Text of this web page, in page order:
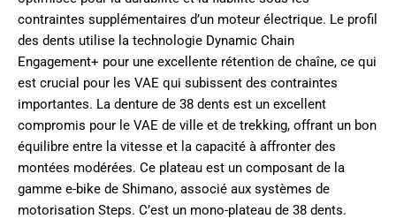
contraintes supplémentaires d’un moteur électrique. Le profil
des dents utilise la technologie Dynamic Chain
Engagement+ pour une excellente rétention de chaîne, ce qui
est crucial pour les VAE qui subissent des contraintes
importantes. La denture de 38 dents est un excellent
compromis pour le VAE de ville et de trekking, offrant un bon
équilibre entre la vitesse et la capacité à affronter des
montées modérées. Ce plateau est un composant de la
gamme e-bike de Shimano, associé aux systèmes de
motorisation Steps. C’est un mono-plateau de 38 dents.